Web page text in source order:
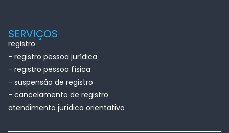
SERVIÇOS
registro
- registro pessoa jurídica
- registro pessoa física
- suspensão de registro
- cancelamento de registro
atendimento jurídico orientativo